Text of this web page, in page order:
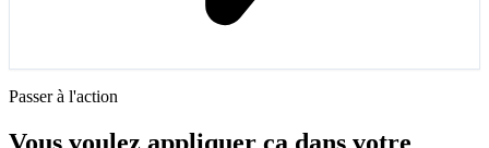
Passer à l'action